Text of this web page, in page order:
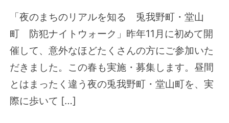
「夜のまちのリアルを知る 兎我野町・堂山
町 防犯ナイトウォーク」昨年11月に初めて開
催して、意外なほどたくさんの方にご参加いた
だきました。この春も実施・募集します。昼間
とはまったく違う夜の兎我野町・堂山町を、実
際に歩いて […]